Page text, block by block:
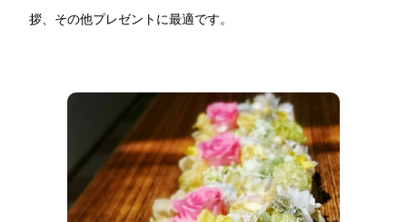
拶、その他プレゼントに最適です。